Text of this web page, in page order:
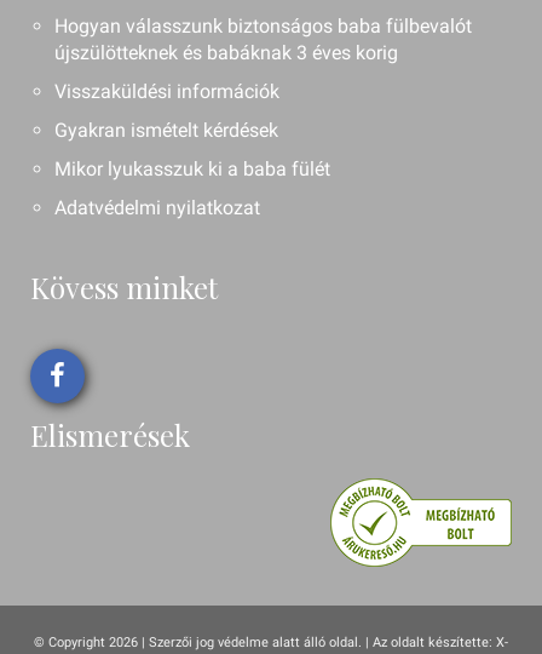
Hogyan válasszunk biztonságos baba fülbevalót
újszülötteknek és babáknak 3 éves korig
Visszaküldési információk
Gyakran ismételt kérdések
Mikor lyukasszuk ki a baba fülét
Adatvédelmi nyilatkozat
Kövess minket
Elismerések
© Copyright 2026 | Szerzői jog védelme alatt álló oldal. | Az oldalt készítette: X-